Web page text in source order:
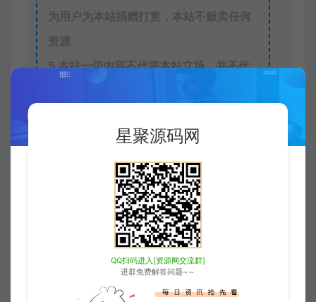
为用户为本站捐赠打赏，本站不贩卖任何
资源
5本站一切内容不代表本站立场，并不代
何违法的相关信息，访客发现请向站长举
本站资源大多存储在云盘，如发现链接
失效，请联系我们我们会第一时间更新。
访问或下载本站任一内容，均代表您已
同意上述条款。
星聚源码网 门户/论坛/信息
热搜聚合网站源码（极速
星聚源码网
QQ扫码进入[资源网交流群]
进群免费解答问题~～